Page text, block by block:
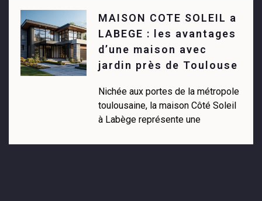
MAISON COTE SOLEIL a
LABEGE : les avantages
d’une maison avec
jardin près de Toulouse
Nichée aux portes de la métropole
toulousaine, la maison Côté Soleil
à Labège représente une